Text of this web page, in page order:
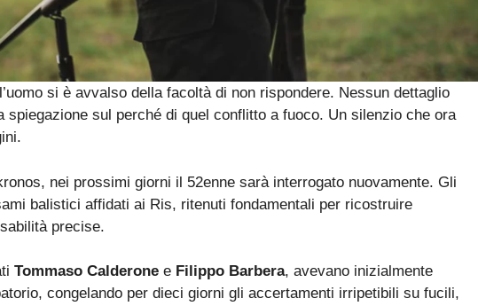
si è avvalso della facoltà di non rispondere. Nessun dettaglio
spiegazione sul perché di quel conflitto a fuoco. Un silenzio che ora
nei prossimi giorni il 52enne sarà interrogato nuovamente. Gli
balistici affidati ai Ris, ritenuti fondamentali per ricostruire
precise.
Tommaso Calderone e Filippo Barbera, avevano inizialmente
congelando per dieci giorni gli accertamenti irripetibili su fucili,